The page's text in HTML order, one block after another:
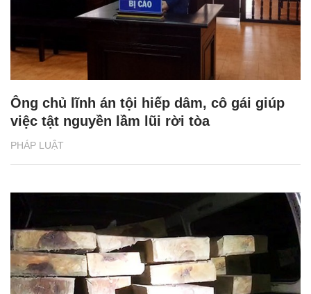
PHÁP LUẬT
Ông chủ lĩnh án tội hiếp dâm, cô gái giúp
việc tật nguyền lầm lũi rời tòa